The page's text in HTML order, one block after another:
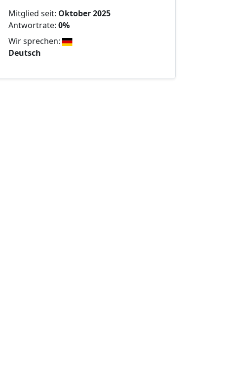
Mitglied seit: Oktober 2025
Antwortrate: 0%
Wir sprechen:
Deutsch